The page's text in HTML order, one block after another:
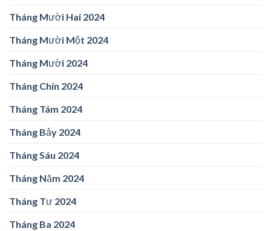
Tháng Mười Hai 2024
Tháng Mười Một 2024
Tháng Mười 2024
Tháng Chín 2024
Tháng Tám 2024
Tháng Bảy 2024
Tháng Sáu 2024
Tháng Năm 2024
Tháng Tư 2024
Tháng Ba 2024